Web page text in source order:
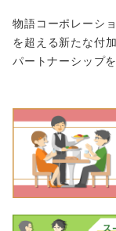
物語コーポレーシ
を超える新たな付
パートナーシップ